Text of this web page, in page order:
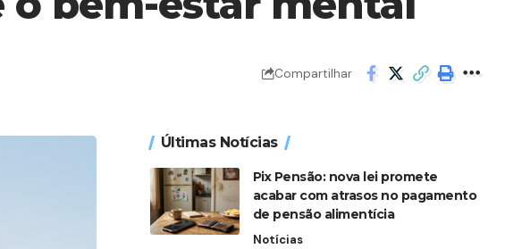
Compartilhar
Últimas Notícias
Pix Pensão: nova lei promete
acabar com atrasos no pagamento
de pensão alimentícia
Notícias